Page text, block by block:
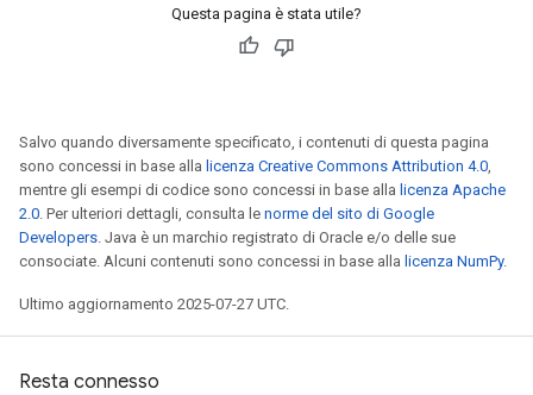
Questa pagina è stata utile?
Salvo quando diversamente specificato, i contenuti di questa pagina
sono concessi in base alla licenza Creative Commons Attribution 4.0,
mentre gli esempi di codice sono concessi in base alla licenza Apache
2.0. Per ulteriori dettagli, consulta le norme del sito di Google
Developers. Java è un marchio registrato di Oracle e/o delle sue
consociate. Alcuni contenuti sono concessi in base alla licenza NumPy.
Ultimo aggiornamento 2025-07-27 UTC.
Resta connesso